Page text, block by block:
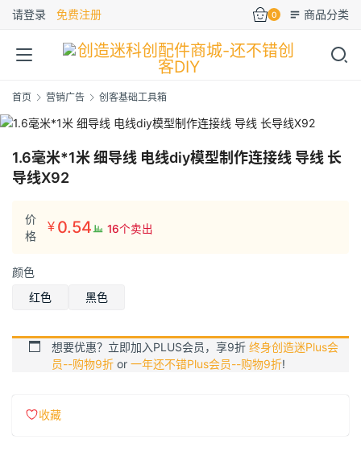
请登录 免费注册 0 商品分类
首页 营销广告 创客基础工具箱
1.6毫米*1米 细导线 电线diy模型制作连接线 导线 长
导线X92
价
格
¥ 0.54 16个卖出
颜色
红色
黑色
想要优惠？立即加入PLUS会员，享9折 终身创造迷Plus会
员--购物9折 or 一年还不错Plus会员--购物9折!
收藏